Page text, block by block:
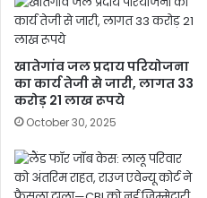
खातेगांव जल प्रदाय परियोजना
का कार्य तेजी से जारी, लागत 33
करोड़ 21 लाख रूपये
October 30, 2025